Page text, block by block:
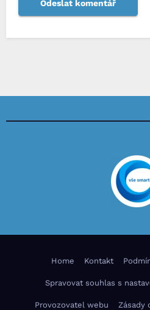
Home Kontakt
Spravovat souhlas s
Provozovatel webu Zásady